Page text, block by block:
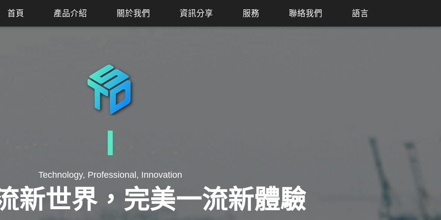
首頁 產品介紹 關於我們 資訊分享 服務 聯絡我們 語言
Technology, Professional, Innovation
新世界，完美一流新體驗